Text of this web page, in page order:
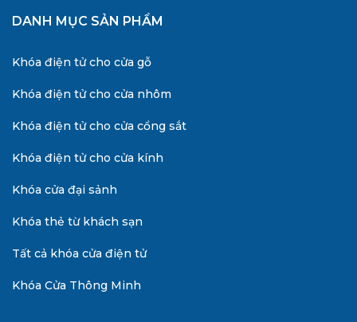
DANH MỤC SẢN PHẨM
Khóa điện tử cho cửa gỗ
Khóa điện tử cho cửa nhôm
Khóa điện tử cho cửa cổng sắt
Khóa điện tử cho cửa kính
Khóa cửa đại sảnh
Khóa thẻ từ khách sạn
Tất cả khóa cửa điện tử
Khóa Cửa Thông Minh